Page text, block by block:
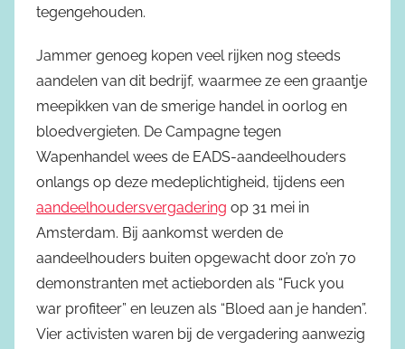
tegengehouden.
Jammer genoeg kopen veel rijken nog steeds
aandelen van dit bedrijf, waarmee ze een graantje
meepikken van de smerige handel in oorlog en
bloedvergieten. De Campagne tegen
Wapenhandel wees de EADS-aandeelhouders
onlangs op deze medeplichtigheid, tijdens een
aandeelhoudersvergadering op 31 mei in
Amsterdam. Bij aankomst werden de
aandeelhouders buiten opgewacht door zo’n 70
demonstranten met actieborden als “Fuck you
war profiteer” en leuzen als “Bloed aan je handen”.
Vier activisten waren bij de vergadering aanwezig